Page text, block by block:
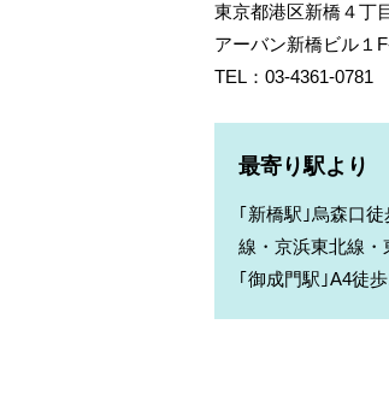
東京都港区新橋４丁
アーバン新橋ビル１
TEL： 03-4361-0781
最寄り駅より
｢新橋駅｣烏森口
線・京浜東北線
｢御成門駅｣A4徒